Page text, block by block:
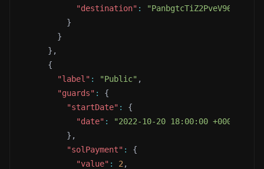
"destination" :
}
}
} ,
{
"label" : "Public" ,
"guards" :
{
"startDate" :
{
"date" :
"2022-10-20 18:00:00 +0000"
} ,
"solPayment" :
{
"value" : 2 ,